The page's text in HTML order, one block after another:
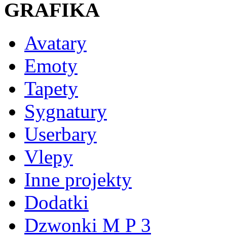
GRAFIKA
Avatary
Emoty
Tapety
Sygnatury
Userbary
Vlepy
Inne projekty
Dodatki
Dzwonki M P 3